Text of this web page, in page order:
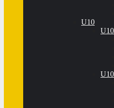
U10